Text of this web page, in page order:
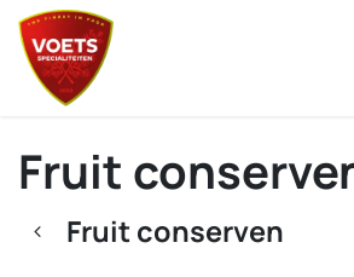
Overslaan naar inhoud
Fruit
Fruit conserven